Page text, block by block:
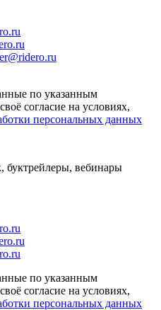
по указанным
согласие на условиях,
персональных данных
вебинары
по указанным
согласие на условиях,
персональных данных